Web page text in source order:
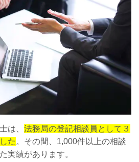
は、 法務局の登記相談員として３
た。その間、1,000件以上の相談
実績があります。